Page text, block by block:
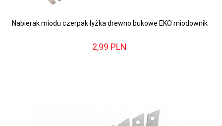
Nabierak miodu czerpak łyżka drewno bukowe EKO miodownik
2,99 PLN